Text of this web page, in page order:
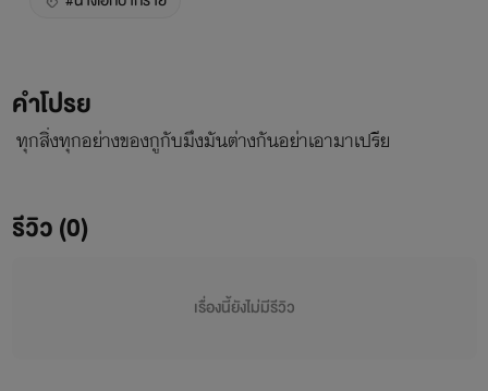
คำโปรย
ทุกสิ่งทุกอย่างของกูกับมึงมันต่างกันอย่าเอามาเปรีย
รีวิว (0)
เรื่องนี้ยังไม่มีรีวิว